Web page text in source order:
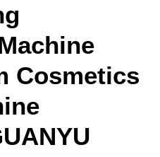
Cosmetics